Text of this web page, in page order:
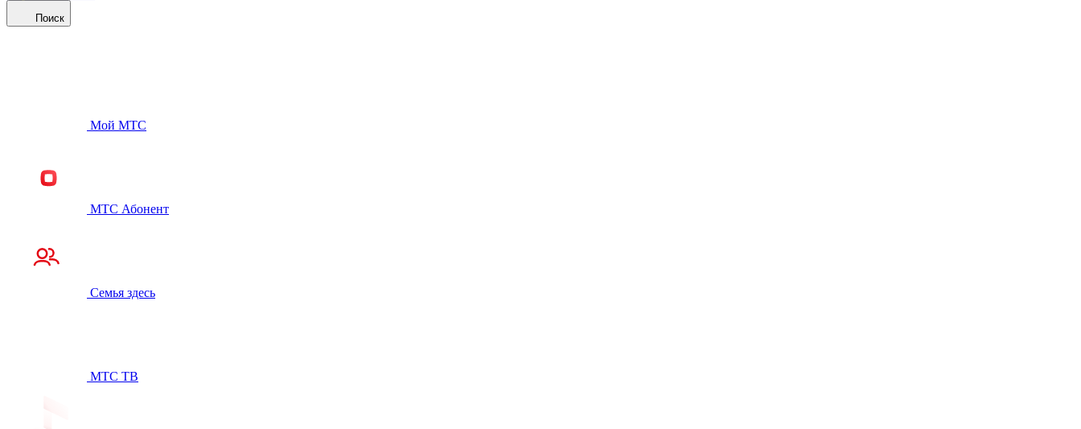
Поиск
Мой МТС
МТС Абонент
Семья здесь
МТС ТВ